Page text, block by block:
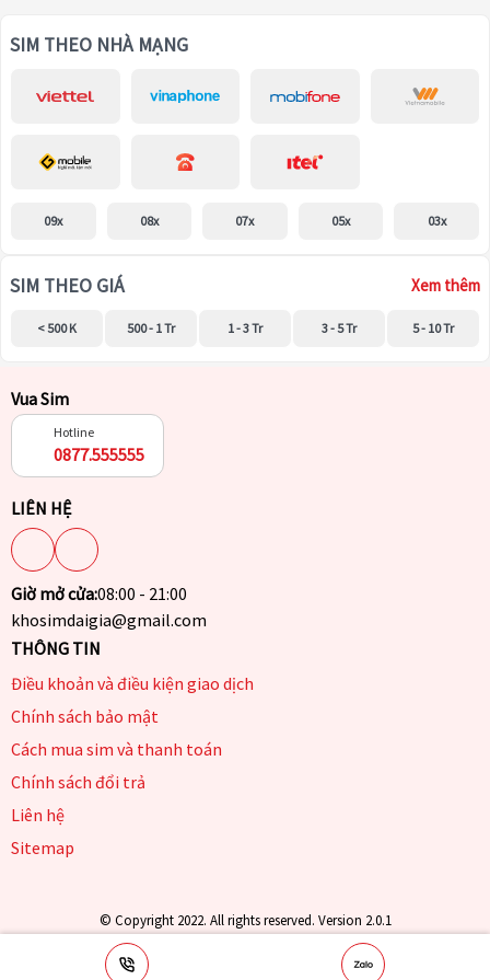
SIM THEO NHÀ MẠNG
09x 08x 07x 05x 03x
SIM THEO GIÁ Xem thêm
< 500 K 500 - 1 Tr 1 - 3 Tr 3 - 5 Tr 5 - 10 Tr
Vua Sim
Hotline
0877.555555
LIÊN HỆ
Giờ mở cửa:08:00 - 21:00
khosimdaigia@gmail.com
THÔNG TIN
Điều khoản và điều kiện giao dịch
Chính sách bảo mật
Cách mua sim và thanh toán
Chính sách đổi trả
Liên hệ
Sitemap
© Copyright 2022. All rights reserved. Version 2.0.1